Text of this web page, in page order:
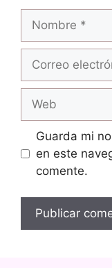
electrónico
Guarda mi
en este
comente.